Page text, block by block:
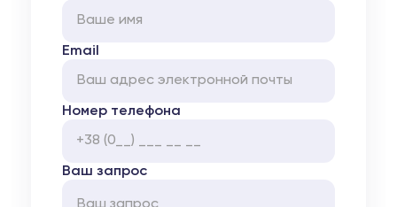
Email
Номер телефона
Ваш запрос